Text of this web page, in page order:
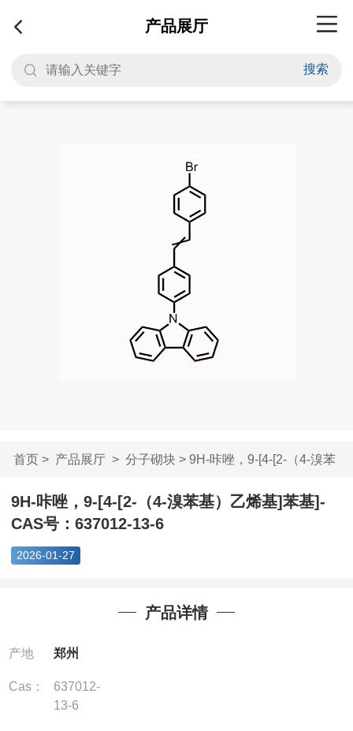
产品展厅
搜索
首页> 产品展厅> 分子砌块> 9H-咔唑，9-[4-[2-（4-溴苯
基...
9H-咔唑，9-[4-[2-（4-溴苯基）乙烯基]苯基]-
CAS号：637012-13-6
2026-01-27
产品详情
产地 郑州
Cas：
637012-
13-6